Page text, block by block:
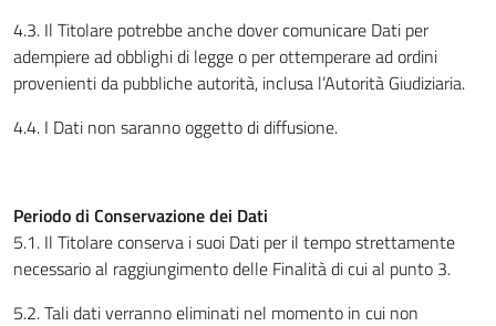
4.3. Il Titolare potrebbe anche dover comunicare Dati per
adempiere ad obblighi di legge o per ottemperare ad ordini
provenienti da pubbliche autorità, inclusa l’Autorità Giudiziaria.
4.4. I Dati non saranno oggetto di diffusione.
Periodo di Conservazione dei Dati
5.1. Il Titolare conserva i suoi Dati per il tempo strettamente
necessario al raggiungimento delle Finalità di cui al punto 3.
5.2. Tali dati verranno eliminati nel momento in cui non